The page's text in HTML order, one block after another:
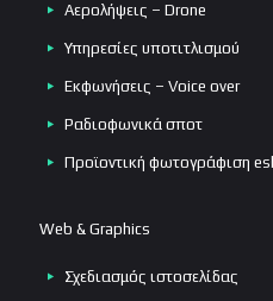
Αερολήψεις – Drone
Υπηρεσίες υποτιτλισμού
Εκφωνήσεις – Voice over
Ραδιοφωνικά σποτ
Προϊοντική φωτογράφιση
Web & Graphics
Σχεδιασμός ιστοσελίδας